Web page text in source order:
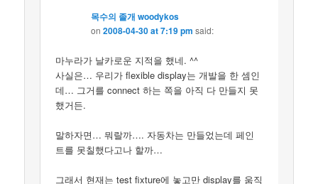
목수의 졸개 woodykos
on2008-04-30 at 7:19 pm said:
마누라가 날카로운 지적을 했네. ^^
사실은… 우리가 flexible display는 개발을 한 셈인
데… 그거를 connect 하는 쪽을 아직 다 만들지 못
했거든.
말하자면… 뭐랄까…. 자동차는 만들었는데 페인
트를 못칠했다고나 할까…
그래서 현재는 test fixture에 놓고만 display를 움직